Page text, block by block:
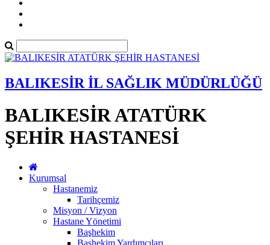
BALIKESİR İL SAĞLIK MÜDÜRLÜĞÜ
BALIKESİR ATATÜRK
ŞEHİR HASTANESİ
Kurumsal
Hastanemiz
Tarihçemiz
Misyon / Vizyon
Hastane Yönetimi
Başhekim
Başhekim Yardımcıları